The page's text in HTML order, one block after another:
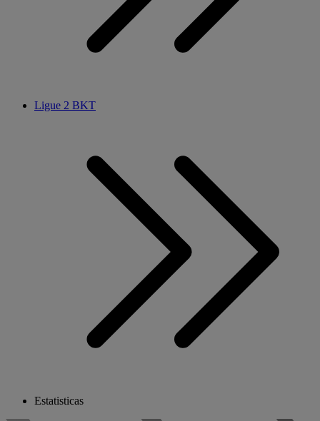
Ligue 2 BKT
Estatisticas